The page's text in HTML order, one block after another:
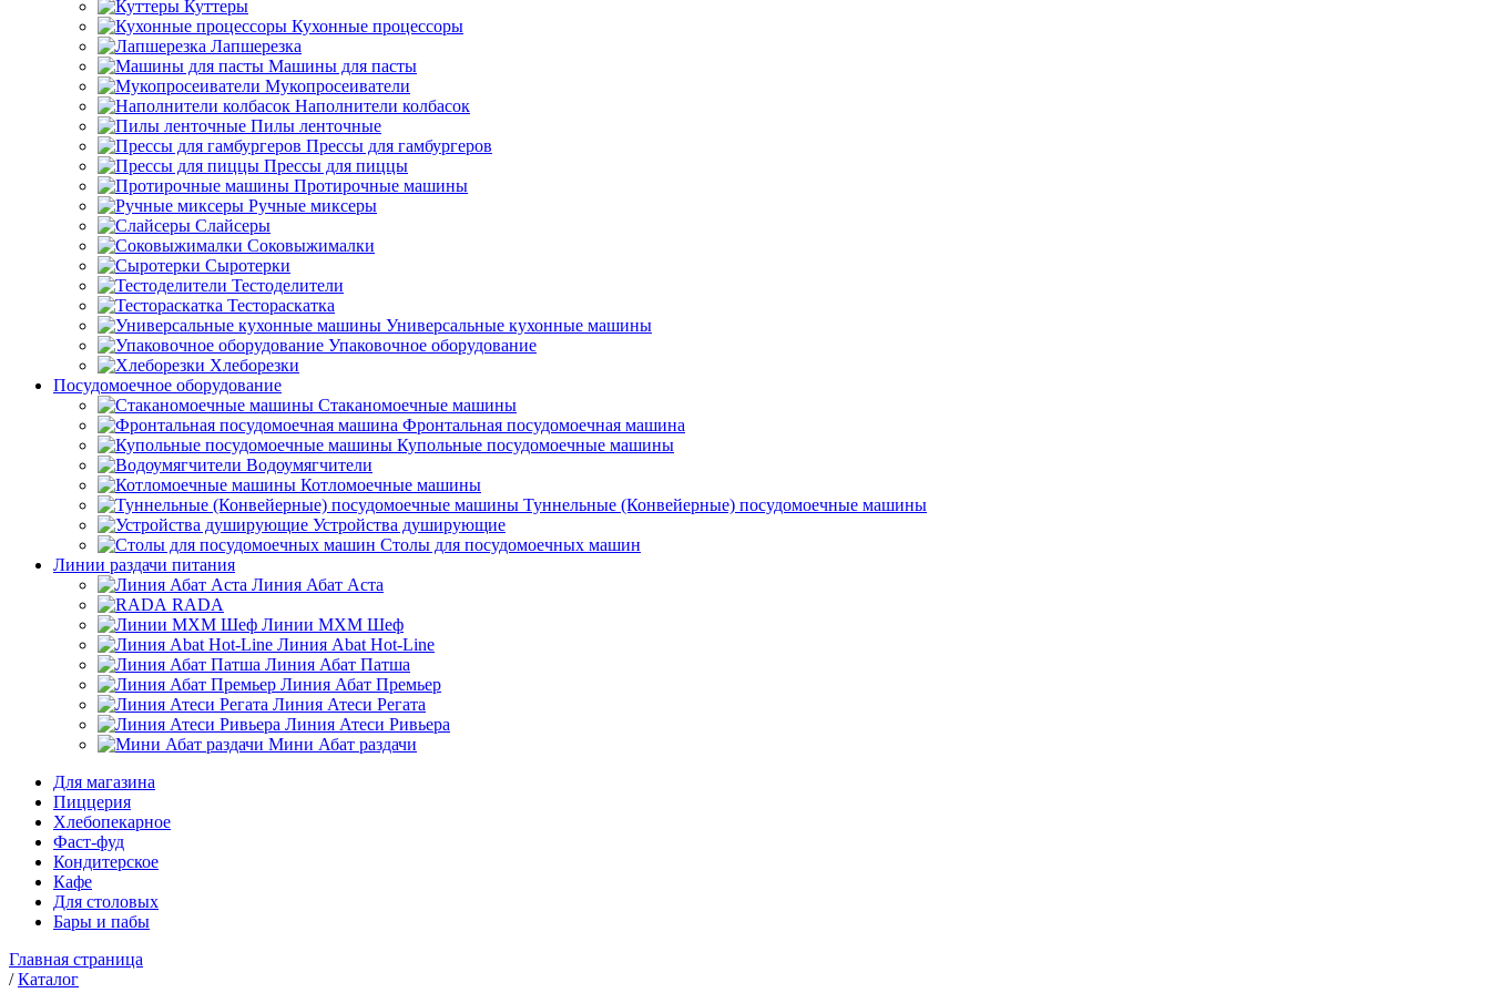
Куттеры
Кухонные процессоры
Лапшерезка
Машины для пасты
Мукопросеиватели
Наполнители колбасок
Пилы ленточные
Прессы для гамбургеров
Прессы для пиццы
Протирочные машины
Ручные миксеры
Слайсеры
Соковыжималки
Сыротерки
Тестоделители
Тестораскатка
Универсальные кухонные машины
Упаковочное оборудование
Хлеборезки
Посудомоечное оборудование
Стаканомоечные машины
Фронтальная посудомоечная машина
Купольные посудомоечные машины
Водоумягчители
Котломоечные машины
Туннельные (Конвейерные) посудомоечные машины
Устройства душирующие
Столы для посудомоечных машин
Линии раздачи питания
Линия Абат Аста
RADA
Линии МХМ Шеф
Линия Abat Hot-Line
Линия Абат Патша
Линия Абат Премьер
Линия Атеси Регата
Линия Атеси Ривьера
Мини Абат раздачи
Для магазина
Пиццерия
Хлебопекарное
Фаст-фуд
Кондитерское
Кафе
Для столовых
Бары и пабы
Главная страница
/Каталог